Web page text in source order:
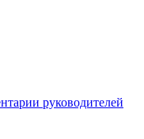
руководителей